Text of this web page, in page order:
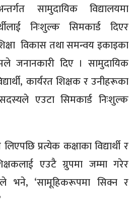
सामुदायिक विद्यालयमा
निःशुल्क सिमकार्ड दिएर
विकास तथा समन्वय इकाइका
जनानकारी दिए । सामुदायिक
कार्यरत शिक्षक र उनीहरूका
एउटा सिमकार्ड निःशुल्क
प्रत्येक कक्षाका विद्यार्थी र
एउटै ग्रुपमा जम्मा गरेर
भने, ‘सामूहिकरूपमा सिक्न र